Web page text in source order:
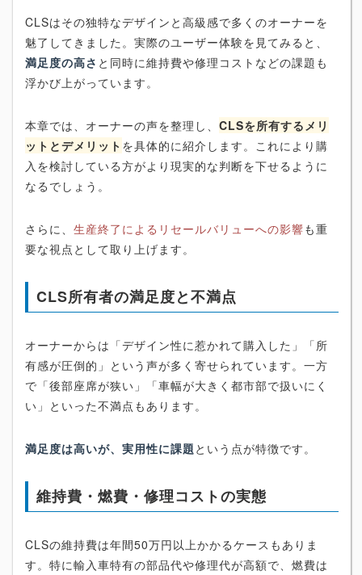
CLSはその独特なデザインと高級感で多くのオーナーを
魅了してきました。実際のユーザー体験を見てみると、
満足度の高さ と同時に維持費や修理コストなどの課題も
浮かび上がっています。
本章では、オーナーの声を整理し、 CLSを所有するメリ
ットとデメリット を具体的に紹介します。これにより購
入を検討している方がより現実的な判断を下せるように
なるでしょう。
さらに、 生産終了によるリセールバリューへの影響も重
要な視点として取り上げます。
CLS所有者の満足度と不満点
オーナーからは「デザイン性に惹かれて購入した」「所
有感が圧倒的」という声が多く寄せられています。一方
で「後部座席が狭い」「車幅が大きく都市部で扱いにく
い」といった不満点もあります。
満足度は高いが、実用性に課題 という点が特徴です。
維持費・燃費・修理コストの実態
CLSの維持費は年間50万円以上かかるケースもありま
す。特に輸入車特有の部品代や修理代が高額で、燃費は